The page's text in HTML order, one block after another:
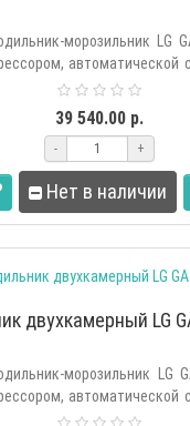
морозильник LG
автоматической
39 540.00 р.
- +
Нет в наличии
двухкамерный LG
морозильник LG
автоматической